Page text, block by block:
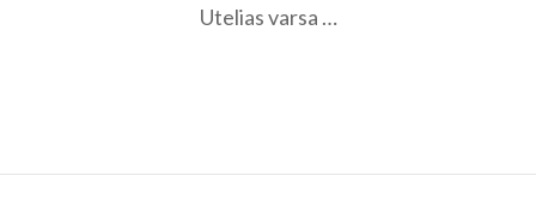
Utelias varsa …